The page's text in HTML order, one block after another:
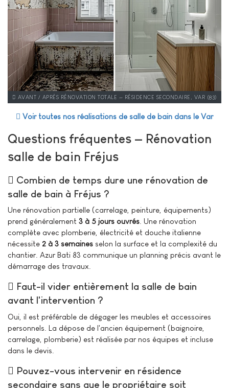
AVANT / APRÈS RÉNOVATION TOTALE — RÉSIDENCE SECONDAIRE, VAR (83)
Voir toutes nos réalisations de salle de bain dans le Var
Questions fréquentes — Rénovation
salle de bain Fréjus
Combien de temps dure une rénovation de
salle de bain à Fréjus ?
Une rénovation partielle (carrelage, peinture, équipements)
prend généralement 3 à 5 jours ouvrés . Une rénovation
complète avec plomberie, électricité et douche italienne
nécessite 2 à 3 semaines selon la surface et la complexité du
chantier. Azur Bati 83 communique un planning précis avant le
démarrage des travaux.
Faut-il vider entièrement la salle de bain
avant l'intervention ?
Oui, il est préférable de dégager les meubles et accessoires
personnels. La dépose de l'ancien équipement (baignoire,
carrelage, plomberie) est réalisée par nos équipes et incluse
dans le devis.
Pouvez-vous intervenir en résidence
secondaire sans que le propriétaire soit